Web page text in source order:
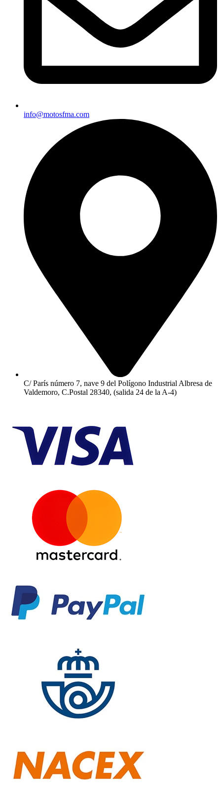
info@motosfma.com
C/ París número 7, nave 9 del Polígono Industrial Albresa de
Valdemoro, C.Postal 28340, (salida 24 de la A-4)